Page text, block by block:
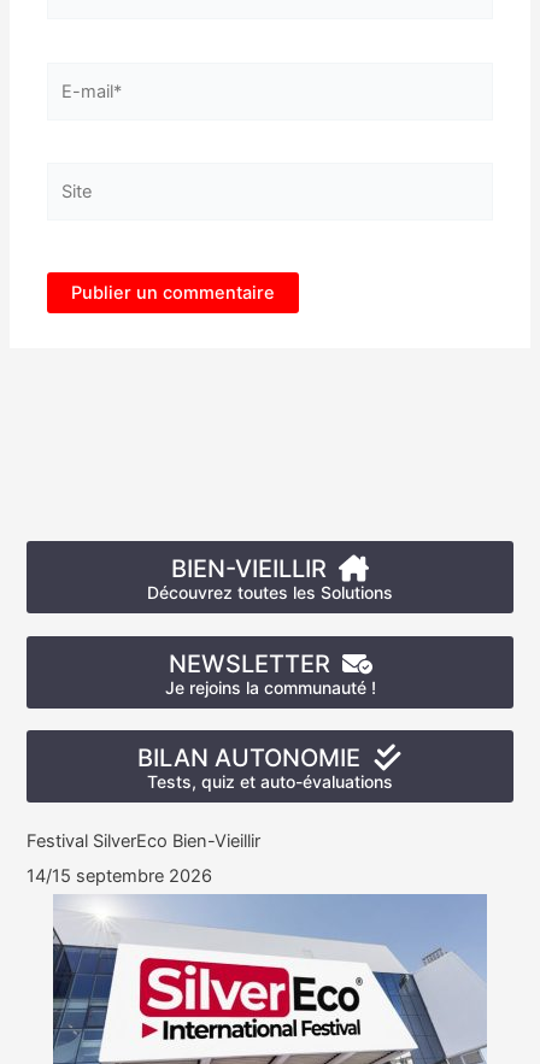
mail*
BIEN-VIEILLIR
Découvrez toutes les Solutions
NEWSLETTER
Je rejoins la communauté !
BILAN AUTONOMIE
Tests, quiz et auto-évaluations
Festival SilverEco Bien-Vieillir
14/15 septembre 2026